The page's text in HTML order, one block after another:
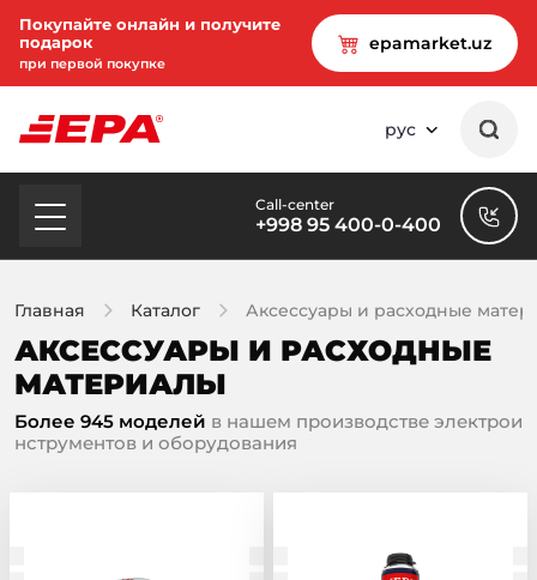
Покупайте онлайн и получите
подарок
при первой покупке
epamarket.uz
рус
Call-center
+998 95 400-0-400
Главная Каталог Аксессуары и расходные
АКСЕССУАРЫ И РАСХОДНЫЕ
МАТЕРИАЛЫ
Более 945 моделей в нашем производстве электрои
нструментов и оборудования